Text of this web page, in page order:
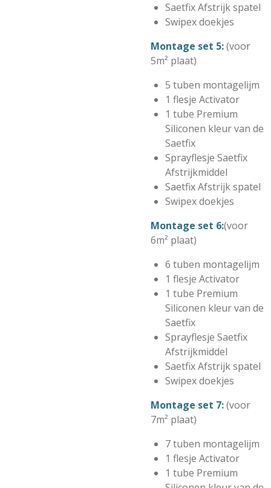
Saetfix Afstrijk spatel
Swipex doekjes
Montage set 5:(voor
5m² plaat)
5 tuben montagelijm
1 flesje Activator
1 tube Premium
Siliconen kleur van de
Saetfix
Sprayflesje Saetfix
Afstrijkmiddel
Saetfix Afstrijk spatel
Swipex doekjes
Montage set 6:(voor
6m² plaat)
6 tuben montagelijm
1 flesje Activator
1 tube Premium
Siliconen kleur van de
Saetfix
Sprayflesje Saetfix
Afstrijkmiddel
Saetfix Afstrijk spatel
Swipex doekjes
Montage set 7:(voor
7m² plaat)
7 tuben montagelijm
1 flesje Activator
1 tube Premium